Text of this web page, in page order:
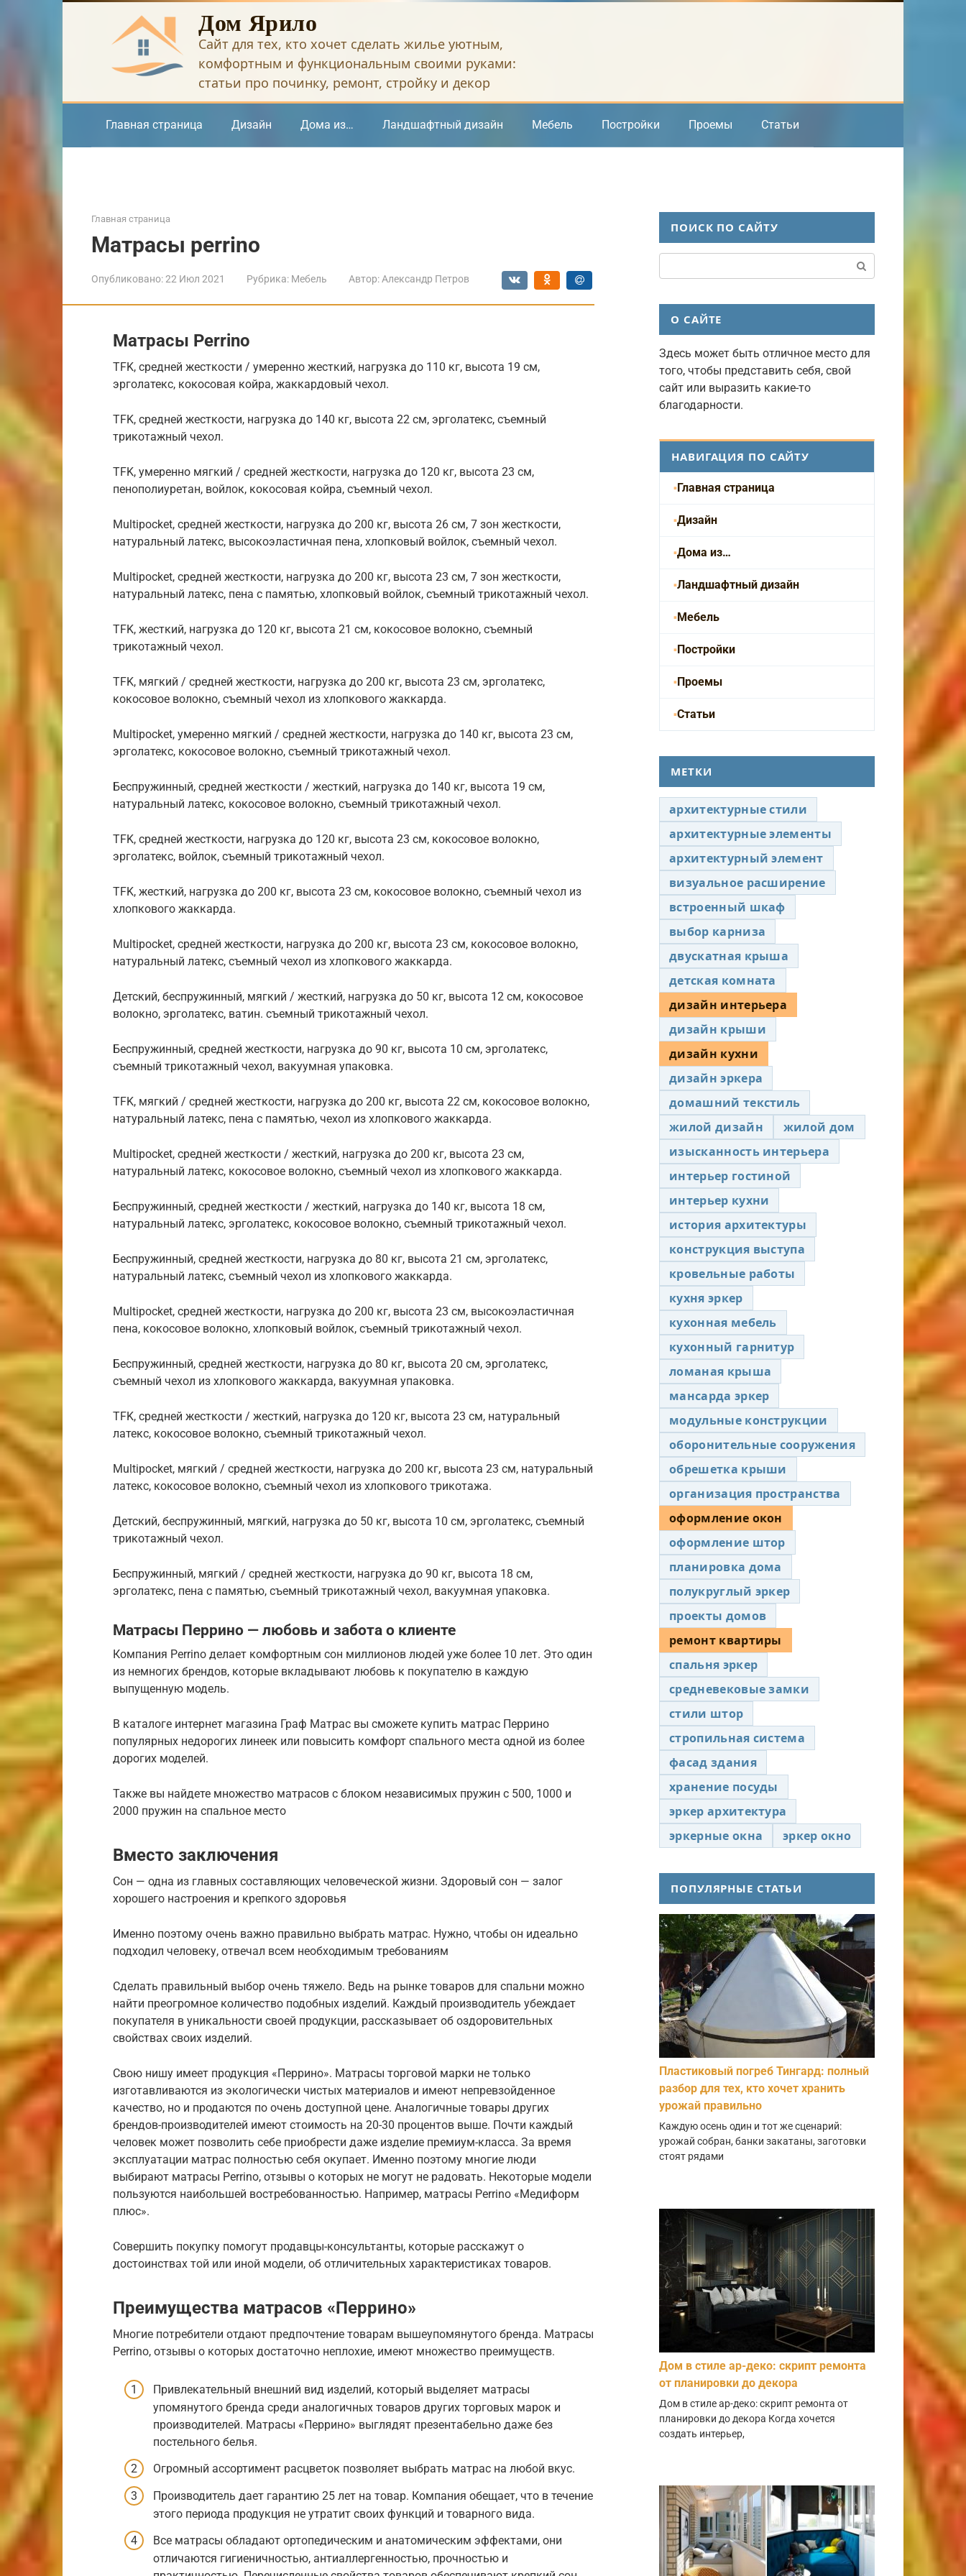
Дом Ярило
Сайт для тех, кто хочет сделать жилье уютным,
комфортным и функциональным своими руками:
статьи про починку, ремонт, стройку и декор
Главная страница Дизайн Дома из… Ландшафтный дизайн Мебель Постройки Проемы Статьи
Главная страница
Матрасы perrino
Опубликовано:22 Июл 2021 Рубрика: Мебель Автор: Александр Петров
Матрасы Perrino
TFK, средней жесткости / умеренно жесткий, нагрузка до 110 кг, высота 19 см,
эрголатекс, кокосовая койра, жаккардовый чехол.
TFK, средней жесткости, нагрузка до 140 кг, высота 22 см, эрголатекс, съемный
трикотажный чехол.
TFK, умеренно мягкий / средней жесткости, нагрузка до 120 кг, высота 23 см,
пенополиуретан, войлок, кокосовая койра, съемный чехол.
Multipocket, средней жесткости, нагрузка до 200 кг, высота 26 см, 7 зон жесткости,
натуральный латекс, высокоэластичная пена, хлопковый войлок, съемный чехол.
Multipocket, средней жесткости, нагрузка до 200 кг, высота 23 см, 7 зон жесткости,
натуральный латекс, пена с памятью, хлопковый войлок, съемный трикотажный чехол.
TFK, жесткий, нагрузка до 120 кг, высота 21 см, кокосовое волокно, съемный
трикотажный чехол.
TFK, мягкий / средней жесткости, нагрузка до 200 кг, высота 23 см, эрголатекс,
кокосовое волокно, съемный чехол из хлопкового жаккарда.
Multipocket, умеренно мягкий / средней жесткости, нагрузка до 140 кг, высота 23 см,
эрголатекс, кокосовое волокно, съемный трикотажный чехол.
Беспружинный, средней жесткости / жесткий, нагрузка до 140 кг, высота 19 см,
натуральный латекс, кокосовое волокно, съемный трикотажный чехол.
TFK, средней жесткости, нагрузка до 120 кг, высота 23 см, кокосовое волокно,
эрголатекс, войлок, съемный трикотажный чехол.
TFK, жесткий, нагрузка до 200 кг, высота 23 см, кокосовое волокно, съемный чехол из
хлопкового жаккарда.
Multipocket, средней жесткости, нагрузка до 200 кг, высота 23 см, кокосовое волокно,
натуральный латекс, съемный чехол из хлопкового жаккарда.
Детский, беспружинный, мягкий / жесткий, нагрузка до 50 кг, высота 12 см, кокосовое
волокно, эрголатекс, ватин. съемный трикотажный чехол.
Беспружинный, средней жесткости, нагрузка до 90 кг, высота 10 см, эрголатекс,
съемный трикотажный чехол, вакуумная упаковка.
TFK, мягкий / средней жесткости, нагрузка до 200 кг, высота 22 см, кокосовое волокно,
натуральный латекс, пена с памятью, чехол из хлопкового жаккарда.
Multipocket, средней жесткости / жесткий, нагрузка до 200 кг, высота 23 см,
натуральный латекс, кокосовое волокно, съемный чехол из хлопкового жаккарда.
Беспружинный, средней жесткости / жесткий, нагрузка до 140 кг, высота 18 см,
натуральный латекс, эрголатекс, кокосовое волокно, съемный трикотажный чехол.
Беспружинный, средней жесткости, нагрузка до 80 кг, высота 21 см, эрголатекс,
натуральный латекс, съемный чехол из хлопкового жаккарда.
Multipocket, средней жесткости, нагрузка до 200 кг, высота 23 см, высокоэластичная
пена, кокосовое волокно, хлопковый войлок, съемный трикотажный чехол.
Беспружинный, средней жесткости, нагрузка до 80 кг, высота 20 см, эрголатекс,
съемный чехол из хлопкового жаккарда, вакуумная упаковка.
TFK, средней жесткости / жесткий, нагрузка до 120 кг, высота 23 см, натуральный
латекс, кокосовое волокно, съемный трикотажный чехол.
Multipocket, мягкий / средней жесткости, нагрузка до 200 кг, высота 23 см, натуральный
латекс, кокосовое волокно, съемный чехол из хлопкового трикотажа.
Детский, беспружинный, мягкий, нагрузка до 50 кг, высота 10 см, эрголатекс, съемный
трикотажный чехол.
Беспружинный, мягкий / средней жесткости, нагрузка до 90 кг, высота 18 см,
эрголатекс, пена с памятью, съемный трикотажный чехол, вакуумная упаковка.
Матрасы Перрино — любовь и забота о клиенте
Компания Perrino делает комфортным сон миллионов людей уже более 10 лет. Это один
из немногих брендов, которые вкладывают любовь к покупателю в каждую
выпущенную модель.
В каталоге интернет магазина Граф Матрас вы сможете купить матрас Перрино
популярных недорогих линеек или повысить комфорт спального места одной из более
дорогих моделей.
Также вы найдете множество матрасов с блоком независимых пружин c 500, 1000 и
2000 пружин на спальное место
Вместо заключения
Сон — одна из главных составляющих человеческой жизни. Здоровый сон — залог
хорошего настроения и крепкого здоровья
Именно поэтому очень важно правильно выбрать матрас. Нужно, чтобы он идеально
подходил человеку, отвечал всем необходимым требованиям
Сделать правильный выбор очень тяжело. Ведь на рынке товаров для спальни можно
найти преогромное количество подобных изделий. Каждый производитель убеждает
покупателя в уникальности своей продукции, рассказывает об оздоровительных
свойствах своих изделий.
Свою нишу имеет продукция «Перрино». Матрасы торговой марки не только
изготавливаются из экологически чистых материалов и имеют непревзойденное
качество, но и продаются по очень доступной цене. Аналогичные товары других
брендов-производителей имеют стоимость на 20-30 процентов выше. Почти каждый
человек может позволить себе приобрести даже изделие премиум-класса. За время
эксплуатации матрас полностью себя окупает. Именно поэтому многие люди
выбирают матрасы Perrino, отзывы о которых не могут не радовать. Некоторые модели
пользуются наибольшей востребованностью. Например, матрасы Perrino «Медиформ
плюс».
Совершить покупку помогут продавцы-консультанты, которые расскажут о
достоинствах той или иной модели, об отличительных характеристиках товаров.
Преимущества матрасов «Перрино»
Многие потребители отдают предпочтение товарам вышеупомянутого бренда. Матрасы
Perrino, отзывы о которых достаточно неплохие, имеют множество преимуществ.
Привлекательный внешний вид изделий, который выделяет матрасы
упомянутого бренда среди аналогичных товаров других торговых марок и
производителей. Матрасы «Перрино» выглядят презентабельно даже без
постельного белья.
Огромный ассортимент расцветок позволяет выбрать матрас на любой вкус.
Производитель дает гарантию 25 лет на товар. Компания обещает, что в течение
этого периода продукция не утратит своих функций и товарного вида.
Все матрасы обладают ортопедическим и анатомическим эффектами, они
отличаются гигиеничностью, антиаллергенностью, прочностью и
ПОИСК ПО САЙТУ
О САЙТЕ
Здесь может быть отличное место для
того, чтобы представить себя, свой
сайт или выразить какие-то
благодарности.
НАВИГАЦИЯ ПО САЙТУ
Главная страница
Дизайн
Дома из…
Ландшафтный дизайн
Мебель
Постройки
Проемы
Статьи
МЕТКИ
архитектурные стили
архитектурные элементы
архитектурный элемент
визуальное расширение
встроенный шкаф
выбор карниза
двускатная крыша
детская комната
дизайн интерьера
дизайн крыши
дизайн кухни
дизайн эркера
домашний текстиль
жилой дизайн
жилой дом
изысканность интерьера
интерьер гостиной
интерьер кухни
история архитектуры
конструкция выступа
кровельные работы
кухня эркер
кухонная мебель
кухонный гарнитур
ломаная крыша
мансарда эркер
модульные конструкции
оборонительные сооружения
обрешетка крыши
организация пространства
оформление окон
оформление штор
планировка дома
полукруглый эркер
проекты домов
ремонт квартиры
спальня эркер
средневековые замки
стили штор
стропильная система
фасад здания
хранение посуды
эркер архитектура
эркерные окна
эркер окно
ПОПУЛЯРНЫЕ СТАТЬИ
Пластиковый погреб Тингард: полный
разбор для тех, кто хочет хранить
урожай правильно
Каждую осень один и тот же сценарий:
урожай собран, банки закатаны, заготовки
стоят рядами
Дом в стиле ар-деко: скрипт ремонта
от планировки до декора
Дом в стиле ар-деко: скрипт ремонта от
планировки до декора Когда хочется
создать интерьер,